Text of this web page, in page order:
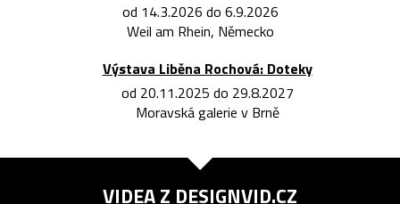
od 14.3.2026 do 6.9.2026
Weil am Rhein, Německo
Výstava Liběna Rochová: Doteky
od 20.11.2025 do 29.8.2027
Moravská galerie v Brně
VIDEA Z DESIGNVID.CZ